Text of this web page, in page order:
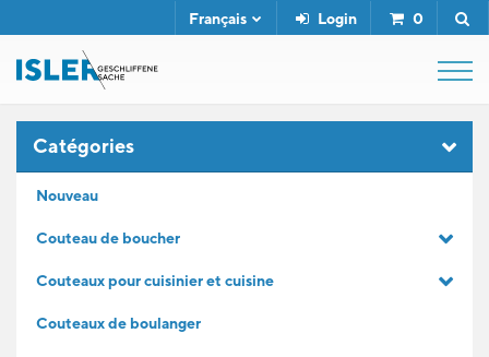
Login 0
Français
SERVICE
Catégories
Nouveau
Couteau de boucher
Couteaux pour cuisinier et cuisine
Couteaux de boulanger